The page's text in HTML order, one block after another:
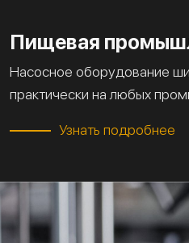
Пищевая
Насосное оборудование
практически на любых
Узнать подробнее